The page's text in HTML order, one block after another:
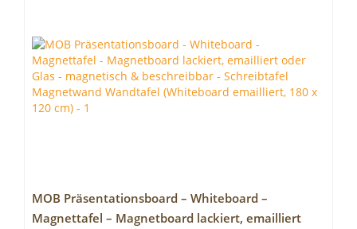
MOB Präsentationsboard – Whiteboard –
Magnettafel – Magnetboard lackiert, emailliert